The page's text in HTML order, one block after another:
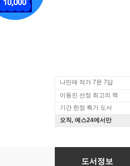
나민애 작가 7문 7답
이동진 선정 최고의 책
기간 한정 특가 도서
오직, 예스24에서만
황천의 개
도서정보